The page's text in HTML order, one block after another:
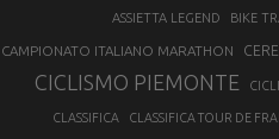
ASSIETTA LEGEND BIKE
CAMPIONATO ITALIANO MARATHON
CICLISMO PIEMONTE
CLASSIFICA CLASSIFICA TOUR DE